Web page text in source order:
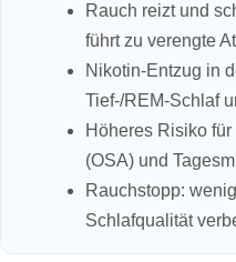
Rauch reizt und
führt zu verengte
Nikotin‑Entzug in
Tief‑/REM‑Schlaf
Höheres Risiko
(OSA) und
Rauchstopp:
Schlafqualität